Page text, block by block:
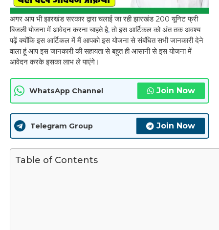
अगर आप भी झारखंड सरकार द्वारा चलाई जा रही झारखंड 200 यूनिट फ्री
बिजली योजना में आवेदन करना चाहते है,तो इस आर्टिकल को अंत तक अवश्य
पढ़ें क्योंकि इस आर्टिकल में मैं आपको इस योजना से संबंधित सभी जानकारी देने
वाला हूं आप इस जानकारी की सहायता से बहुत ही आसानी से इस योजना में
आवेदन करके इसका लाभ ले पाएंगे।
WhatsApp Channel Join Now
Telegram Group Join Now
Table of Contents